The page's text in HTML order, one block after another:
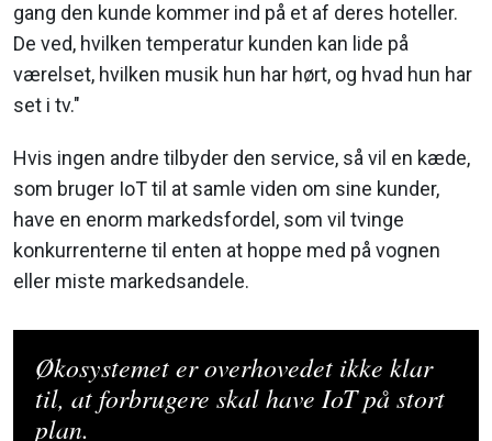
gang den kunde kommer ind på et af deres hoteller.
De ved, hvilken temperatur kunden kan lide på
værelset, hvilken musik hun har hørt, og hvad hun har
set i tv."
Hvis ingen andre tilbyder den service, så vil en kæde,
som bruger IoT til at samle viden om sine kunder,
have en enorm markedsfordel, som vil tvinge
konkurrenterne til enten at hoppe med på vognen
eller miste markedsandele.
Økosystemet er overhovedet ikke klar
til, at forbrugere skal have IoT på stort
plan.